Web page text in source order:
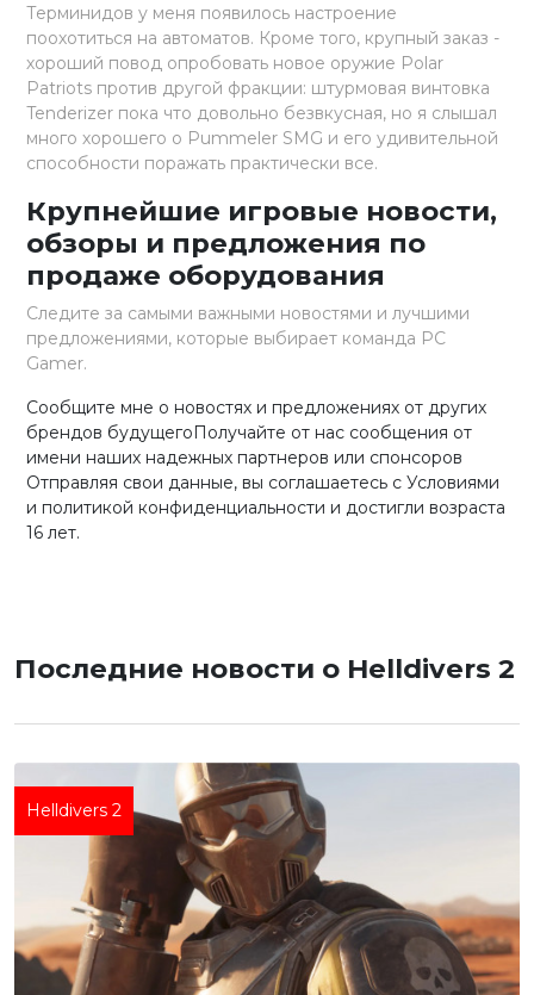
Терминидов у меня появилось настроение
поохотиться на автоматов. Кроме того, крупный заказ -
хороший повод опробовать новое оружие Polar
Patriots против другой фракции: штурмовая винтовка
Tenderizer пока что довольно безвкусная, но я слышал
много хорошего о Pummeler SMG и его удивительной
способности поражать практически все.
Крупнейшие игровые новости,
обзоры и предложения по
продаже оборудования
Следите за самыми важными новостями и лучшими
предложениями, которые выбирает команда PC
Gamer.
Сообщите мне о новостях и предложениях от других
брендов будущегоПолучайте от нас сообщения от
имени наших надежных партнеров или спонсоров
Отправляя свои данные, вы соглашаетесь с Условиями
и политикой конфиденциальности и достигли возраста
16 лет.
Последние новости о Helldivers 2
Helldivers 2